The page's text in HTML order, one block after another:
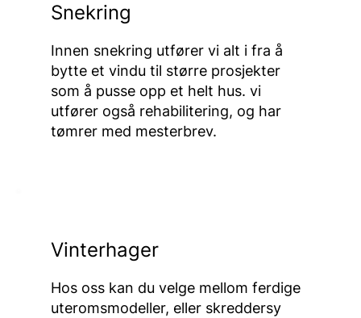
Snekring
Innen snekring utfører vi alt i fra å
bytte et vindu til større prosjekter
som å pusse opp et helt hus. vi
utfører også rehabilitering, og har
tømrer med mesterbrev.
Vinterhager
Hos oss kan du velge mellom ferdige
uteromsmodeller, eller skreddersy